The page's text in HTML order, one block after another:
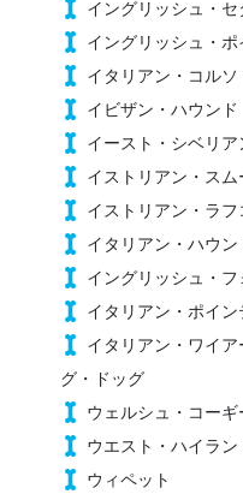
イングリッシュ・セ
イングリッシュ・ポ
イタリアン・コル
イビザン・ハウンド
イースト・シベリア
イストリアン・ス
イストリアン・ラ
イタリアン・ハウン
イングリッシュ・
イタリアン・ポイ
イタリアン・ワイ
グ・ドッグ
ウェルシュ・コー
ウエスト・ハイラ
ウィペット